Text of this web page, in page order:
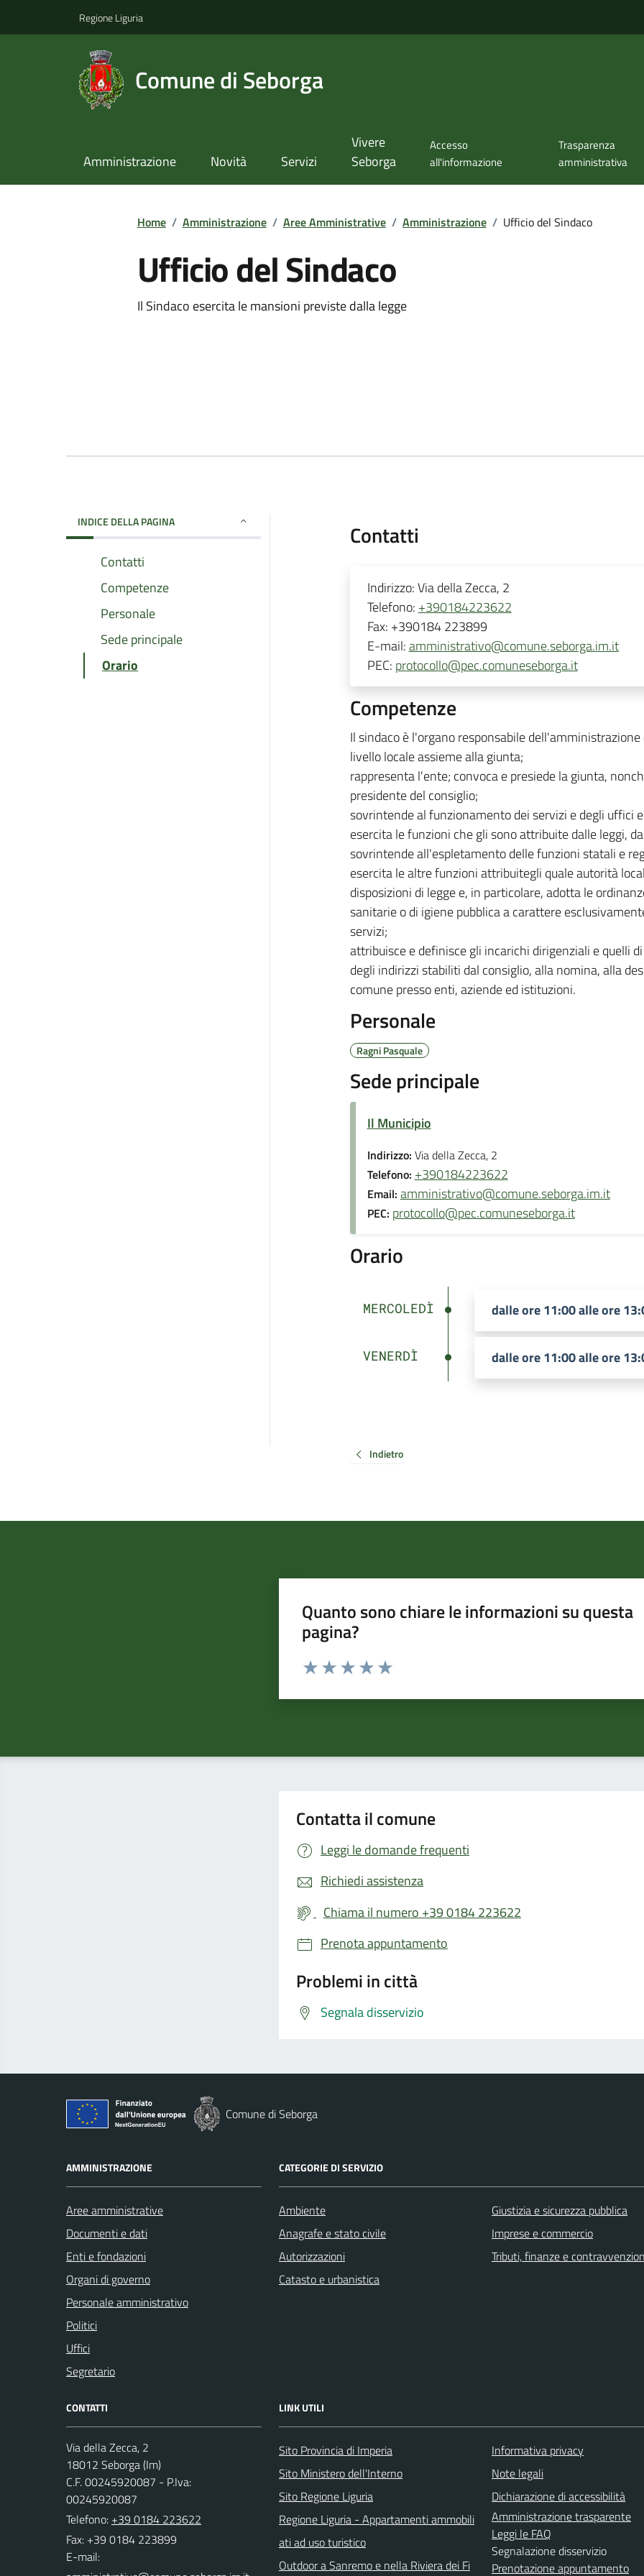
Regione Liguria
Comune di Seborga
Amministrazione Novità Servizi
Vivere
Seborga
Accesso
all'informazione
Trasparenza
amministrativa
Home / Amministrazione / Aree Amministrative / Amministrazione / Ufficio del Sindaco
Ufficio del Sindaco
Il Sindaco esercita le mansioni previste dalla legge
INDICE DELLA PAGINA
Contatti
Competenze
Personale
Sede principale
Orario
Contatti
Indirizzo:Via della Zecca, 2
Telefono: +390184223622
Fax: +390184 223899
E-mail:amministrativo@comune.seborga.im.it
PEC: protocollo@pec.comuneseborga.it
Competenze
Il sindaco è l'organo responsabile
livello locale assieme alla giunta;
rappresenta l'ente; convoca e presiede la giunta,
presidente del consiglio;
sovrintende al funzionamento dei servizi e degli uffici
esercita le funzioni che gli sono attribuite dalle leggi,
sovrintende all'espletamento delle funzioni statali e
esercita le altre funzioni attribuitegli quale autorità
disposizioni di legge e, in particolare, adotta le
sanitarie o di igiene pubblica a carattere
servizi;
attribuisce e definisce gli incarichi dirigenziali e quelli
degli indirizzi stabiliti dal consiglio, alla nomina, alla
comune presso enti, aziende ed istituzioni.
Personale
Ragni Pasquale
Sede principale
Il Municipio
Indirizzo: Via della Zecca, 2
Telefono: +390184223622
Email: amministrativo@comune.seborga.im.it
PEC: protocollo@pec.comuneseborga.it
Orario
MERCOLEDÌ dalle ore 11:00 alle ore
VENERDÌ dalle ore 11:00 alle ore
Indietro
Quanto sono chiare le informazioni su questa
pagina?
Valuta da 1 a 5 stelle la pagina
Contatta il comune
Leggi le domande frequenti
Richiedi assistenza
Chiama il numero +39 0184 223622
Prenota appuntamento
Problemi in città
Segnala disservizio
Comune di Seborga
AMMINISTRAZIONE
Aree amministrative
Documenti e dati
Enti e fondazioni
Organi di governo
Personale amministrativo
Politici
Uffici
Segretario
CATEGORIE DI SERVIZIO
Ambiente
Anagrafe e stato civile
Autorizzazioni
Catasto e urbanistica
Giustizia e sicurezza pubblica
Imprese e commercio
Tributi, finanze e
CONTATTI
Via della Zecca, 2
18012 Seborga (Im)
C.F. 00245920087 - P.Iva:
00245920087
Telefono: +39 0184 223622
Fax: +39 0184 223899
E-mail:
LINK UTILI
Sito Provincia di Imperia
Sito Ministero dell'Interno
Sito Regione Liguria
Regione Liguria - Appartamenti ammobili
ati ad uso turistico
Outdoor a Sanremo e nella Riviera dei Fi
Informativa privacy
Note legali
Dichiarazione di accessibilità
Amministrazione trasparente
Leggi le FAQ
Segnalazione disservizio
Prenotazione appuntamento